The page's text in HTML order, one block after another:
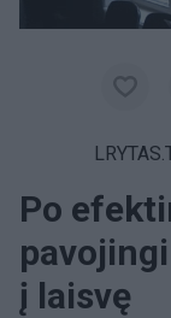
Po
į laisvę